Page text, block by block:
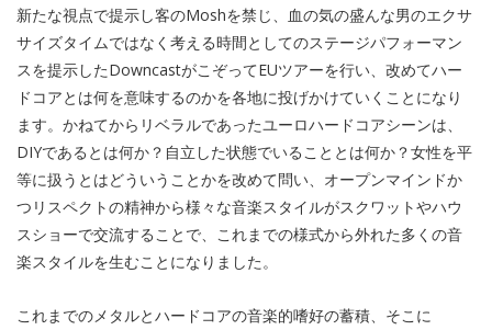
新たな視点で提示し客のMoshを禁じ、血の気の盛んな男のエクサ
サイズタイムではなく考える時間としてのステージパフォーマン
スを提示したDowncastがこぞってEUツアーを行い、改めてハー
ドコアとは何を意味するのかを各地に投げかけていくことになり
ます。かねてからリベラルであったユーロハードコアシーンは、
DIYであるとは何か？自立した状態でいることとは何か？女性を平
等に扱うとはどういうことかを改めて問い、オープンマインドか
つリスペクトの精神から様々な音楽スタイルがスクワットやハウ
スショーで交流することで、これまでの様式から外れた多くの音
楽スタイルを生むことになりました。
これまでのメタルとハードコアの音楽的嗜好の蓄積、そこに